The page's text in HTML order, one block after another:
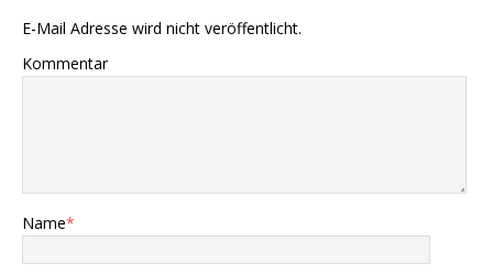
E-Mail Adresse wird nicht veröffentlicht.
Kommentar
Name*